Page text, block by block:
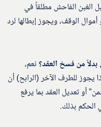
الغبن الفاحش مطلقاً في
الوقف، ويجوز إبطالها لرد
نعم،
يجوز للطرف الآخر (الرابح) أن
أو تعديل العقد بما يرفع
الحكم بذلك.